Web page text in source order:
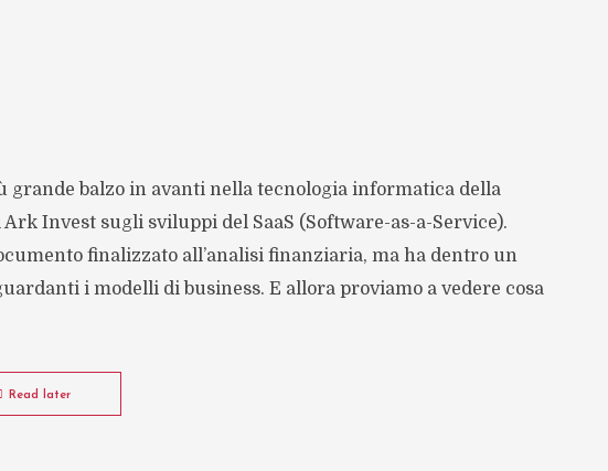
grande balzo in avanti nella tecnologia informatica della
Invest sugli sviluppi del SaaS (Software-as-a-Service).
finalizzato all’analisi finanziaria, ma ha dentro un
i modelli di business. E allora proviamo a vedere cosa
Read later